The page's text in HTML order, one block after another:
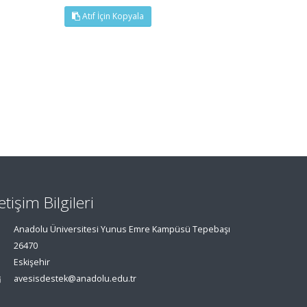
Atıf İçin Kopyala
Bilgileri
Anadolu Üniversitesi Yunus Emre Kampüsü Tepebaşı
26470
Eskişehir
avesisdestek@anadolu.edu.tr